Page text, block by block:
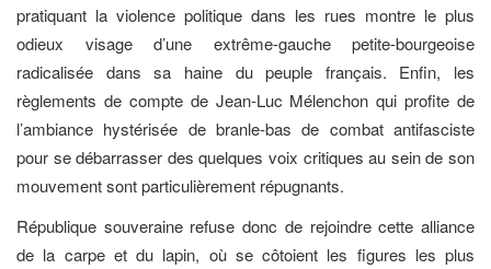
pratiquant la violence politique dans les rues montre le plus
odieux visage d’une extrême-gauche petite-bourgeoise
radicalisée dans sa haine du peuple français. Enfin, les
règlements de compte de Jean-Luc Mélenchon qui profite de
l’ambiance hystérisée de branle-bas de combat antifasciste
pour se débarrasser des quelques voix critiques au sein de son
mouvement sont particulièrement répugnants.
République souveraine refuse donc de rejoindre cette alliance
de la carpe et du lapin, où se côtoient les figures les plus